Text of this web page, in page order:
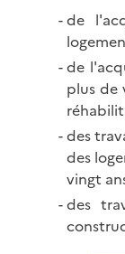
de
de
plus de
des
des
vingt
des